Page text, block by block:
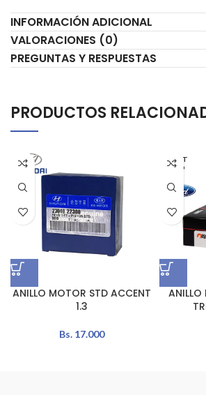
INFORMACIÓN ADICIONAL
VALORACIONES (0)
PREGUNTAS Y RESPUESTAS
PRODUCTOS
ANILLO MOTOR STD ACCENT
1.3
Bs.17.000
AGOT
ADO
ANILLO